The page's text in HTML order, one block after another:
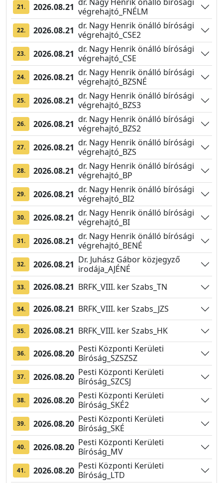
21. 2026.08.21 végrehajtó_FNÉLM
22. 2026.08.21 dr. Nagy Henrik önálló bírósági
végrehajtó_CSE2
23. 2026.08.21 dr. Nagy Henrik önálló bírósági
végrehajtó_CSE
24. 2026.08.21 dr. Nagy Henrik önálló bírósági
végrehajtó_BZSNÉ
25. 2026.08.21 dr. Nagy Henrik önálló bírósági
végrehajtó_BZS3
26. 2026.08.21 dr. Nagy Henrik önálló bírósági
végrehajtó_BZS2
27. 2026.08.21 dr. Nagy Henrik önálló bírósági
végrehajtó_BZS
28. 2026.08.21 dr. Nagy Henrik önálló bírósági
végrehajtó_BP
29. 2026.08.21 dr. Nagy Henrik önálló bírósági
végrehajtó_BI2
30. 2026.08.21 dr. Nagy Henrik önálló bírósági
végrehajtó_BI
31. 2026.08.21 dr. Nagy Henrik önálló bírósági
végrehajtó_BENÉ
32. 2026.08.21 Dr. Juhász Gábor közjegyző
irodája_AJÉNÉ
33. 2026.08.21 BRFK_VIII. ker Szabs_TN
34. 2026.08.21 BRFK_VIII. ker Szabs_JZS
35. 2026.08.21 BRFK_VIII. ker Szabs_HK
36. 2026.08.20 Pesti Központi Kerületi
Bíróság_SZSZSZ
37. 2026.08.20 Pesti Központi Kerületi
Bíróság_SZCSJ
38. 2026.08.20 Pesti Központi Kerületi
Bíróság_SKÉ2
39. 2026.08.20 Pesti Központi Kerületi
Bíróság_SKÉ
40. 2026.08.20 Pesti Központi Kerületi
Bíróság_MV
41. 2026.08.20 Pesti Központi Kerületi
Bíróság_LTD